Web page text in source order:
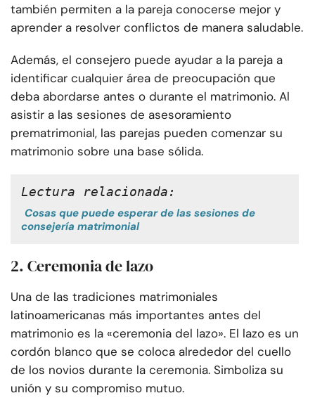
también permiten a la pareja conocerse mejor y
aprender a resolver conflictos de manera saludable.
Además, el consejero puede ayudar a la pareja a
identificar cualquier área de preocupación que
deba abordarse antes o durante el matrimonio. Al
asistir a las sesiones de asesoramiento
prematrimonial, las parejas pueden comenzar su
matrimonio sobre una base sólida.
Lectura relacionada:
Cosas que puede esperar de las sesiones de
consejería matrimonial
2. Ceremonia de lazo
Una de las tradiciones matrimoniales
latinoamericanas más importantes antes del
matrimonio es la «ceremonia del lazo». El lazo es un
cordón blanco que se coloca alrededor del cuello
de los novios durante la ceremonia. Simboliza su
unión y su compromiso mutuo.